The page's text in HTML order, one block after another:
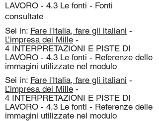
LAVORO - 4.3 Le fonti - Fonti
consultate
Sei in: Fare l'Italia, fare gli italiani -
L’impresa dei Mille -
4 INTERPRETAZIONI E PISTE DI
LAVORO - 4.3 Le fonti - Referenze delle
immagini utilizzate nel modulo
Sei in: Fare l'Italia, fare gli italiani -
L’impresa dei Mille -
4 INTERPRETAZIONI E PISTE DI
LAVORO - 4.3 Le fonti - Referenze delle
immagini utilizzate nel modulo